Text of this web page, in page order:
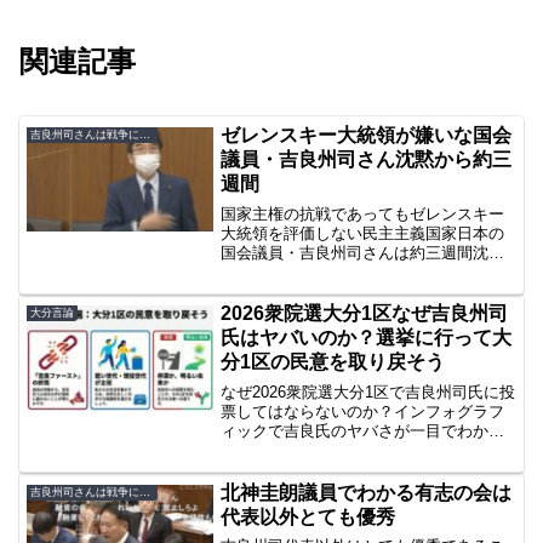
関連記事
吉良州司さんは戦争に行かせる国会議員
ゼレンスキー大統領が嫌いな国会
議員・吉良州司さん沈黙から約三
週間
国家主権の抗戦であってもゼレンスキー
大統領を評価しない民主主義国家日本の
国会議員・吉良州司さんは約三週間沈
大分言論
2026衆院選大分1区なぜ吉良州司
氏はヤバいのか？選挙に行って大
分1区の民意を取り戻そう
なぜ2026衆院選大分1区で吉良州司氏に投
票してはならないのか？インフォグラフ
ィックで吉良氏のヤバさが一目でわかり
北神圭朗議員でわかる有志の会は
代表以外とても優秀